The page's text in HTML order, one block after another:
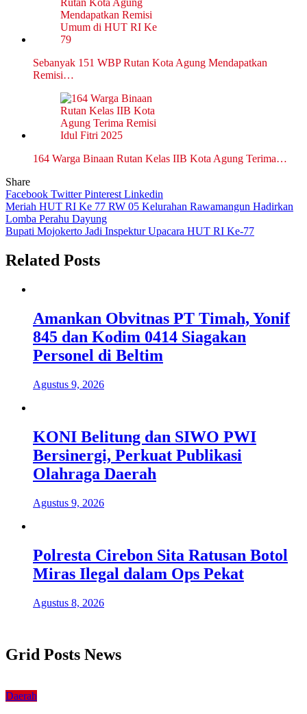
Sebanyak 151 WBP Rutan Kota Agung Mendapatkan
Remisi…
164 Warga Binaan Rutan Kelas IIB Kota Agung Terima…
Share
Facebook TwitterPinterest Linkedin
Navigasi
pos
Meriah HUT RI Ke 77 RW 05 Kelurahan Rawamangun Hadirkan
Lomba Perahu Dayung
Bupati Mojokerto Jadi Inspektur Upacara HUT RI Ke-77
Related Posts
Amankan Obvitnas PT Timah, Yonif
845 dan Kodim 0414 Siagakan
Personel di Beltim
Agustus 9, 2026
KONI Belitung dan SIWO PWI
Bersinergi, Perkuat Publikasi
Olahraga Daerah
Agustus 9, 2026
Polresta Cirebon Sita Ratusan Botol
Miras Ilegal dalam Ops Pekat
Agustus 8, 2026
Grid Posts News
Daerah